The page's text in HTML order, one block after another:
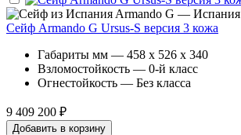
Armando G — Испания
Сейф Armando G Ursus-S версия 3 кожа
Габариты мм — 458 x 526 x 340
Взломостойкость — 0-й класс
Огнестойкость — Без класса
9 409 200 ₽
Добавить в корзину